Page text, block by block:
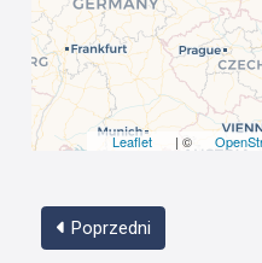
Leaflet | ©
Poprzedni